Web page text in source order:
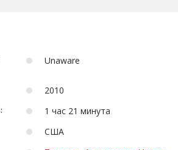
Unaware
2010
1 час 21 минута
США